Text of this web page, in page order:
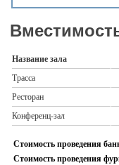
Название зала
Трасса
Ресторан
Конференц-зал
Стоимость проведения
Стоимость проведения